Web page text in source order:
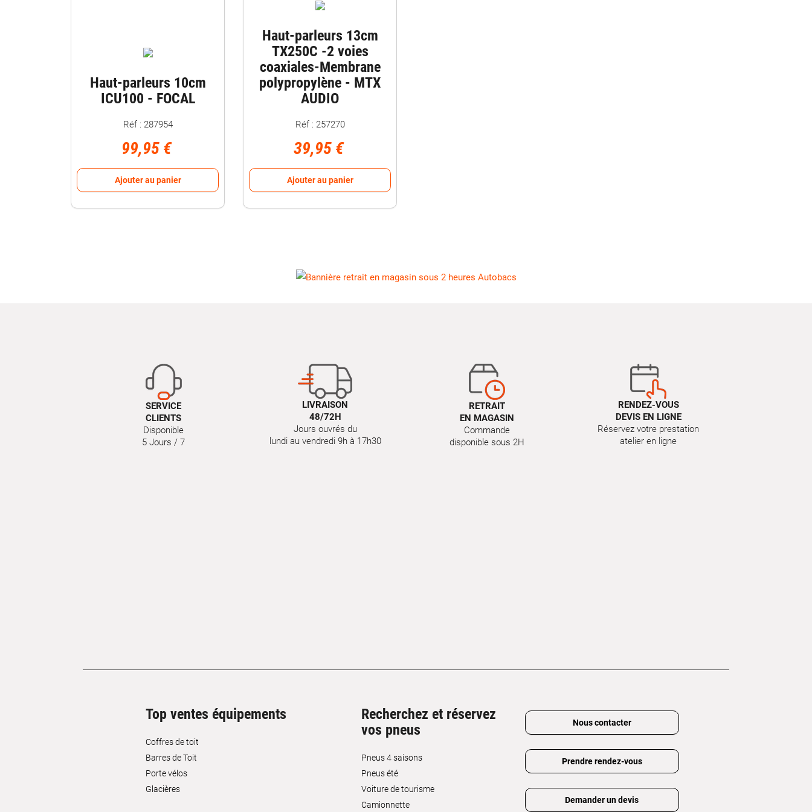
Haut-parleurs 10cm
ICU100 - FOCAL
Réf : 287954
99,95 €
Ajouter au panier
Haut-parleurs 13cm
TX250C -2 voies
coaxiales-Membrane
polypropylène - MTX
AUDIO
Réf : 257270
39,95 €
Ajouter au panier
SERVICE
CLIENTS
Disponible
5 Jours / 7
LIVRAISON
48/72H
Jours ouvrés du
lundi au vendredi 9h à 17h30
RETRAIT
EN MAGASIN
Commande
disponible sous 2H
RENDEZ-VOUS
DEVIS EN LIGNE
Réservez votre prestation
atelier en ligne
Top ventes équipements
Coffres de toit
Barres de Toit
Porte vélos
Glacières
Recherchez et réservez
vos pneus
Pneus 4 saisons
Pneus été
Voiture de tourisme
Camionnette
Nous contacter
Prendre rendez-vous
Demander un devis